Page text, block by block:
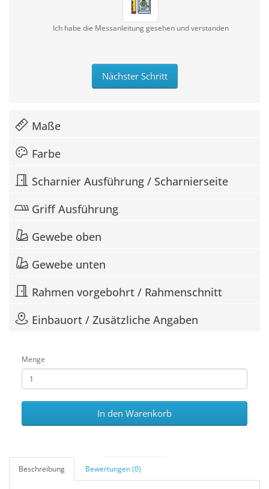
Ich habe die Messanleitung gesehen und verstanden
Nächster Schritt
Maße
Farbe
Scharnier Ausführung / Scharnierseite
Griff Ausführung
Gewebe oben
Gewebe unten
Rahmen vorgebohrt / Rahmenschnitt
Einbauort / Zusätzliche Angaben
Menge
In den Warenkorb
Beschreibung Bewertungen (0)